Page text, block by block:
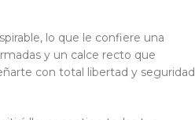
lo que le confiere una
y un calce recto que
con total libertad y seguridad